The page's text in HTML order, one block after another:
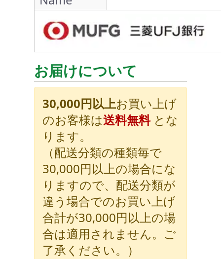
お届けについて
30,000円以上お買い上げ
のお客様は送料無料とな
ります。
（配送分類の種類毎で
30,000円以上の場合にな
りますので、配送分類が
違う場合でのお買い上げ
合計が30,000円以上の場
合は適用されません。ご
了承ください。）